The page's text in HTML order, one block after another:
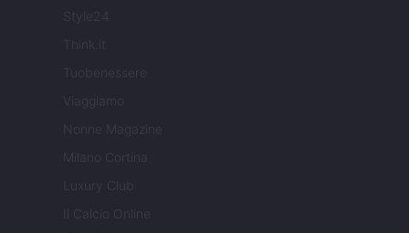
Style24
Think.it
Tuobenessere
Viaggiamo
Nonne Magazine
Milano Cortina
Luxury Club
Il Calcio Online